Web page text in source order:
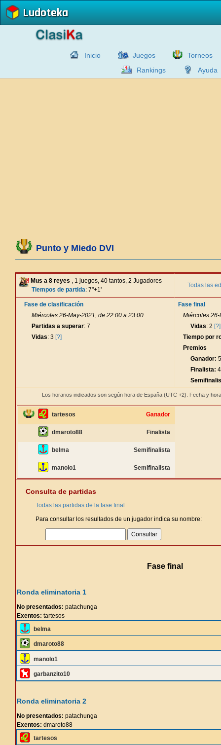
Ludoteka
Inicio Juegos
Torneos
Rankings
Ayuda
Punto y Miedo DVI
Mus a 8 reyes , 1 juegos, 40 tantos, 2 Jugadores
Tiempos de partida: 7"+1'
Todas las
Fase de clasificación
Miércoles 26-May-2021, de 22:00 a 23:00
Partidas a superar: 7
Vidas: 3 [?]
Fase final
Miércoles
Vidas: 2 [?]
Tiempo por
Premios
Ganador:
Finalista:
Los horarios indicados son según hora de España (UTC +2). Fecha y
tartesos Ganador
dmaroto88 Finalista
belma Semifinalista
manolo1 Semifinalista
Consulta de partidas
Todas las partidas de la fase final
Para consultar los resultados de un jugador indica su nombre:
Fase final
Ronda eliminatoria 1
No presentados: patachunga
Exentos: tartesos
belma
dmaroto88
manolo1
garbanzito10
Ronda eliminatoria 2
No presentados: patachunga
Exentos: dmaroto88
tartesos